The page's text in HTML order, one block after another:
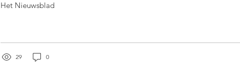
Het Nieuwsblad
29 0